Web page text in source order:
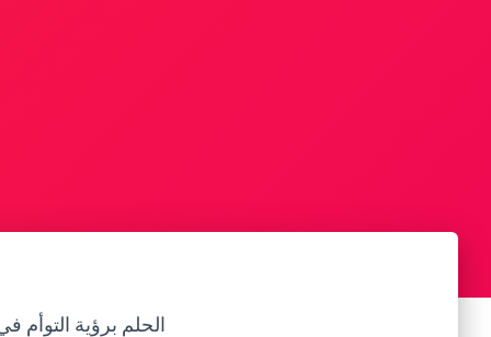
الحلم برؤية التوأم